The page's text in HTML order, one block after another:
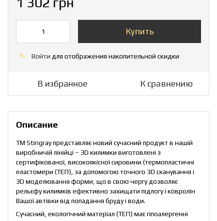
Купить
% Войти для отображения накопительной скидки
В избранное К сравнению
Описание
ТМ Stingray представляє новий сучасний продукт в нашій
виробничій лінійці – ЗD килимки виготовлені з
сертифікованої, високоякісної сировини (термопластичні
еластомери (ТЕП), за допомогою точного ЗD сканування і
ЗD моделювання форми, що в свою чергу дозволяє
рельєфу килимків ефективно захищати підлогу і ковролін
Вашої автівки від попадання бруду і води.
Сучасний, екологічний матеріал (ТЕП) має гіпоалергенні